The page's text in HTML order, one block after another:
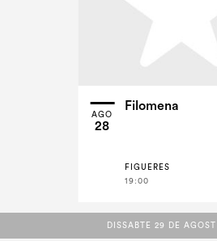
AGO
28
Filomena
FIGUERES
19:00
DISSABTE 29 DE
DISSABTE 29 DE